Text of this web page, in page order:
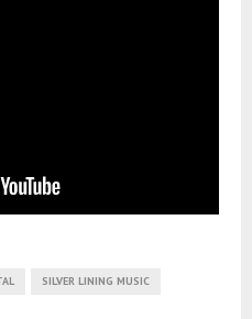
SILVER LINING MUSIC